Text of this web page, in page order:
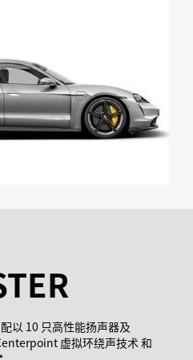
以 10 只高性能扬声器及
虚拟环绕声技术 和